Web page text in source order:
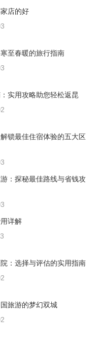
店的好
至春暖的旅行指南
实用攻略助您轻松返昆
锁最佳住宿体验的五大区
：探秘最佳路线与省钱攻
详解
：选择与评估的实用指南
旅游的梦幻双城